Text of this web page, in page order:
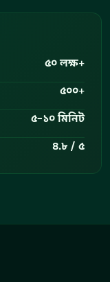
৫০ লক্ষ+
৫০০+
৫–১০ মিনিট
৪.৮ / ৫